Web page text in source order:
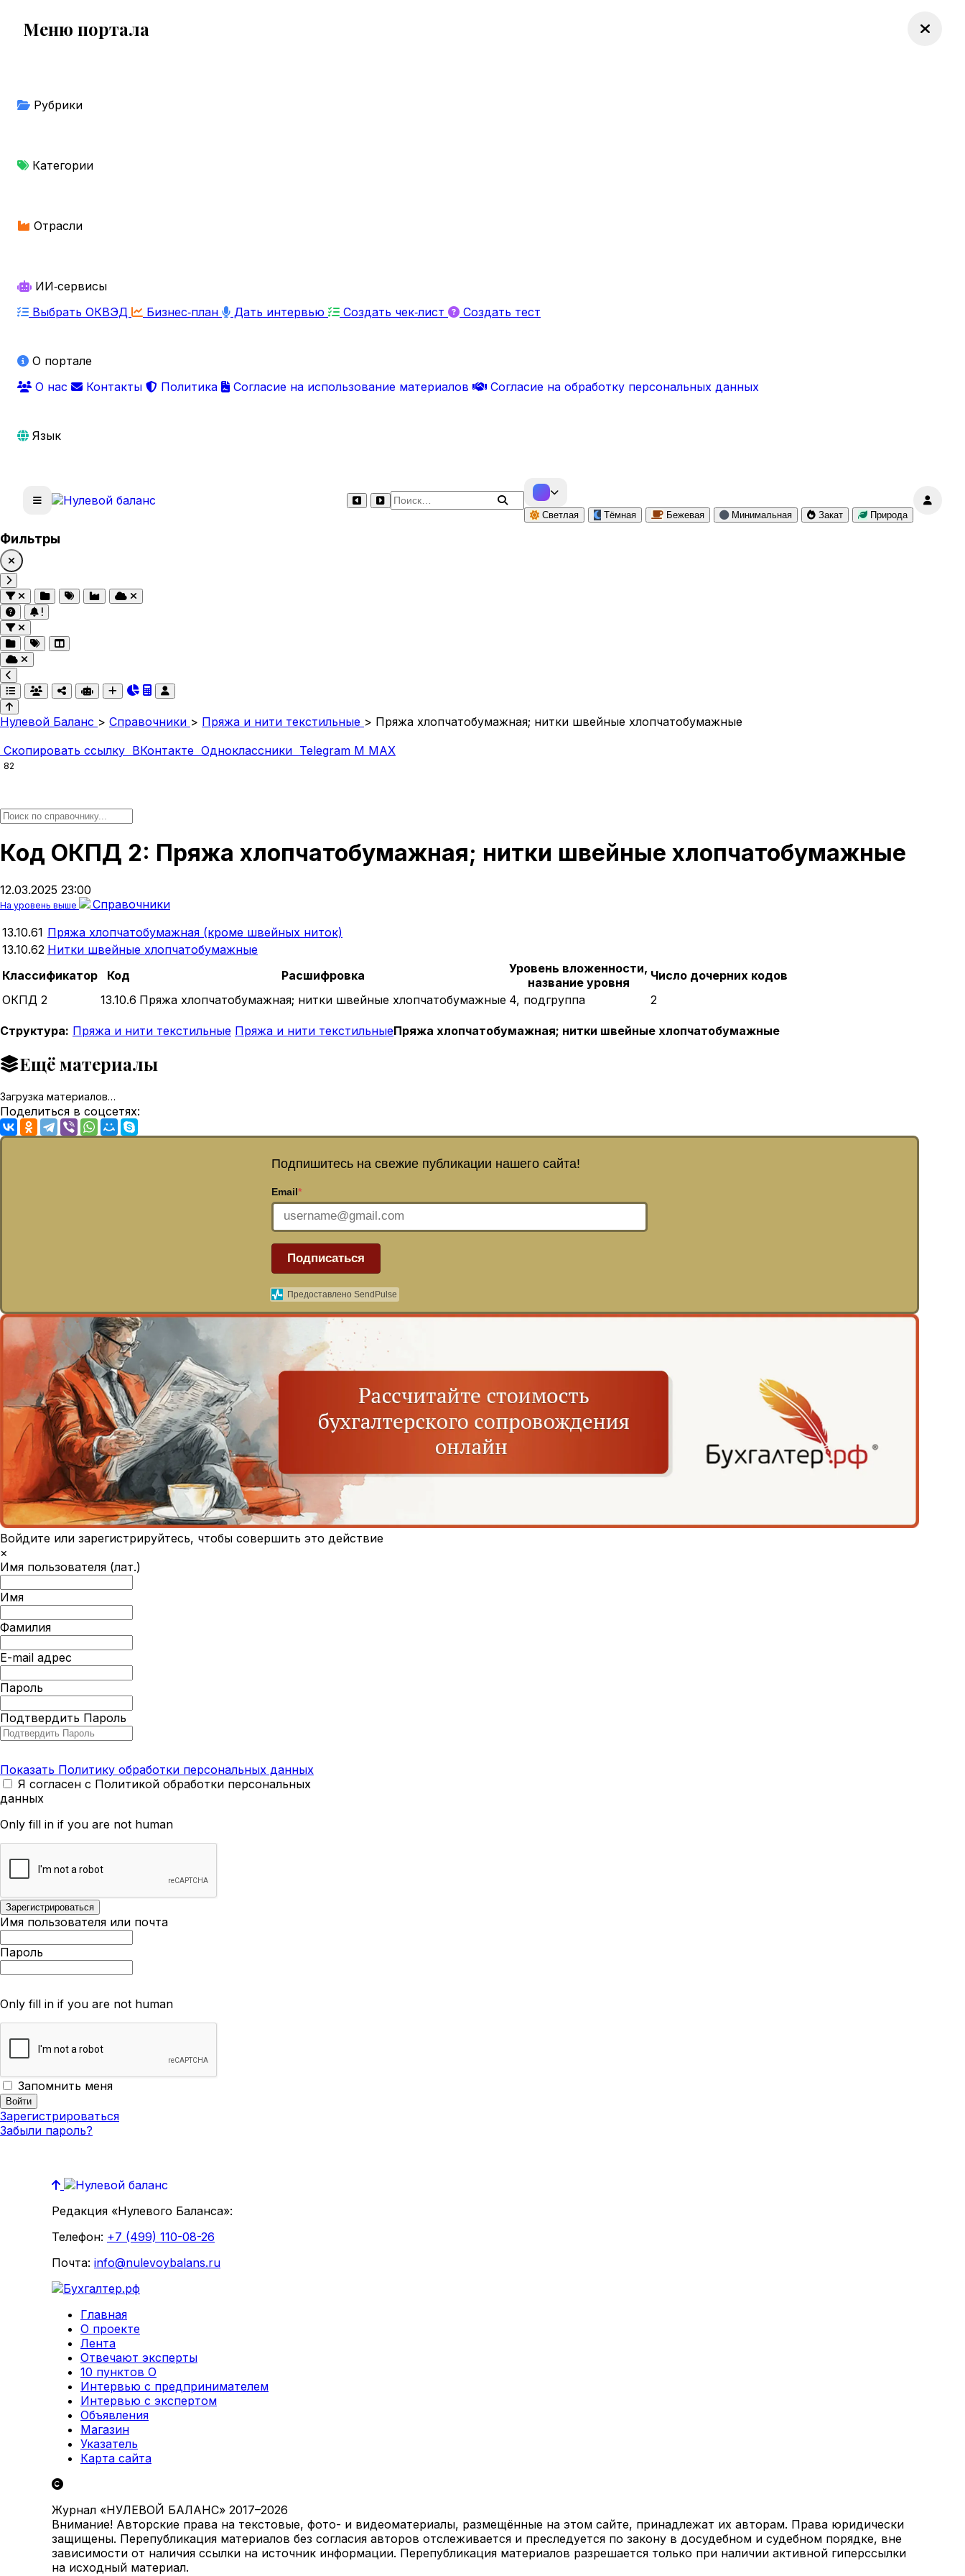
Меню портала
Рубрики
Категории
Отрасли
ИИ‑сервисы
Выбрать ОКВЭД
Бизнес‑план Дать интервью Создать чек‑лист Создать тест
О портале
О нас
Контакты Политика Согласие на использование материалов Согласие на обработку персональных данных
Язык
Поиск по сайту
Светлая Тёмная Бежевая Минимальная Закат Природа
Фильтры
Нулевой Баланс > Справочники > Пряжа и нити текстильные > Пряжа хлопчатобумажная; нитки швейные хлопчатобумажные
Скопировать ссылку ВКонтакте Одноклассники Telegram M MAX
82
Код ОКПД 2: Пряжа хлопчатобумажная; нитки швейные хлопчатобумажные
12.03.2025 23:00
На уровень выше
Справочники
13.10.61 Пряжа хлопчатобумажная (кроме швейных ниток)
13.10.62 Нитки швейные хлопчатобумажные
Классификатор
Код Расшифровка
Уровень вложенности,
название уровня
Число дочерних кодов
ОКПД 2
13.10.6 Пряжа хлопчатобумажная; нитки швейные хлопчатобумажные 4, подгруппа 2
Структура: Пряжа и нити текстильные Пряжа и нити текстильныеПряжа хлопчатобумажная; нитки швейные хлопчатобумажные
Ещё материалы
Загрузка материалов…
Поделиться в соцсетях:
Подпишитесь на свежие публикации нашего сайта!
Email*
Подписаться
Предоставлено SendPulse
Войдите или зарегистрируйтесь, чтобы совершить это действие
×
Имя пользователя (лат.)
Имя
Фамилия
E-mail адрес
Пароль
Подтвердить Пароль
Показать Политику обработки персональных данных
Я согласен с Политикой обработки персональных
данных
Only fill in if you are not human
Имя пользователя или почта
Пароль
Only fill in if you are not human
Запомнить меня
Зарегистрироваться
Забыли пароль?
Редакция «Нулевого Баланса»:
Телефон: +7 (499) 110-08-26
Почта: info@nulevoybalans.ru
Главная
О проекте
Лента
Отвечают эксперты
10 пунктов О
Интервью с предпринимателем
Интервью с экспертом
Объявления
Магазин
Указатель
Карта сайта
Журнал «НУЛЕВОЙ БАЛАНС» 2017–2026
Внимание! Авторские права на текстовые, фото- и видеоматериалы, размещённые на этом сайте, принадлежат их авторам. Права юридически
защищены. Перепубликация материалов без согласия авторов отслеживается и преследуется по закону в досудебном и судебном порядке, вне
зависимости от наличия ссылки на источник информации. Перепубликация материалов разрешается только при наличии активной гиперссылки
на исходный материал.